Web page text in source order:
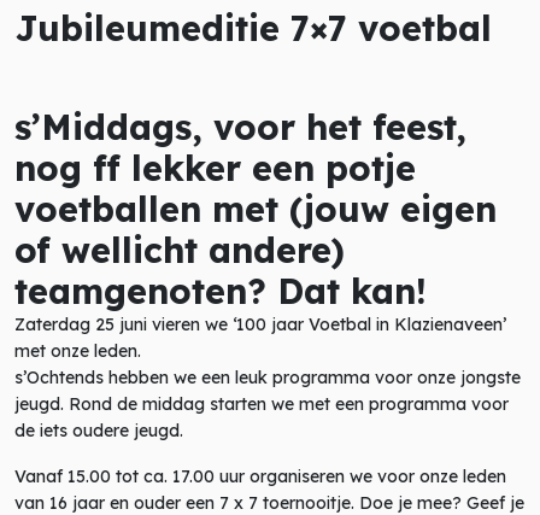
Jubileumeditie 7×7 voetbal
s’Middags, voor het feest,
nog ff lekker een potje
voetballen met (jouw eigen
of wellicht andere)
teamgenoten? Dat kan!
Zaterdag 25 juni vieren we ‘100 jaar Voetbal in Klazienaveen’
met onze leden.
s’Ochtends hebben we een leuk programma voor onze jongste
jeugd. Rond de middag starten we met een programma voor
de iets oudere jeugd.
Vanaf 15.00 tot ca. 17.00 uur organiseren we voor onze leden
van 16 jaar en ouder een 7 x 7 toernooitje. Doe je mee? Geef je